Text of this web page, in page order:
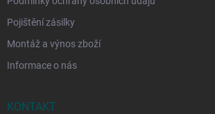
Pojištění zásilky
Montáž a výnos zboží
Informace o nás
KONTAKT